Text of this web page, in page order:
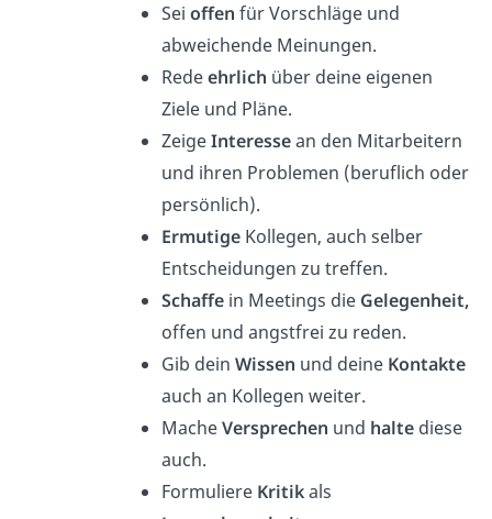
Sei offen für Vorschläge und
abweichende Meinungen.
Redeehrlich über deine eigenen
Ziele und Pläne.
ZeigeInteressean den Mitarbeitern
und ihren Problemen (beruflich oder
persönlich).
ErmutigeKollegen, auch selber
Entscheidungen zu treffen.
Schaffe in Meetings die Gelegenheit,
offen und angstfrei zu reden.
Gib dein Wissen und deine Kontakte
auch an Kollegen weiter.
MacheVersprechen und haltediese
auch.
Formuliere Kritikals